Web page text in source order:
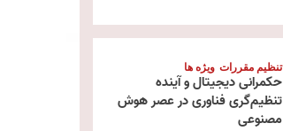
تنظیم مقررات ویژه ها
حکمرانی دیجیتال و آینده
تنظیم‌گری فناوری در عصر هوش
مصنوعی